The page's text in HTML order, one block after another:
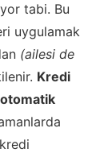
tabi. Bu
uygulamak
(ailesi de
Kredi